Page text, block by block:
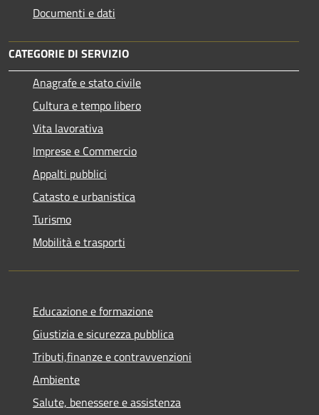
Documenti e dati
CATEGORIE DI SERVIZIO
Anagrafe e stato civile
Cultura e tempo libero
Vita lavorativa
Imprese e Commercio
Appalti pubblici
Catasto e urbanistica
Turismo
Mobilità e trasporti
Educazione e formazione
Giustizia e sicurezza pubblica
Tributi,finanze e contravvenzioni
Ambiente
Salute, benessere e assistenza